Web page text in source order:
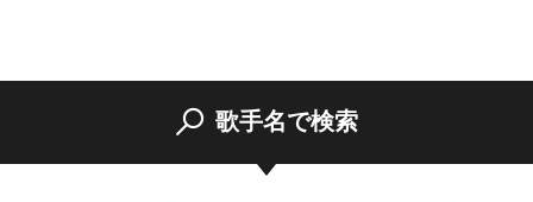
歌手名で検索